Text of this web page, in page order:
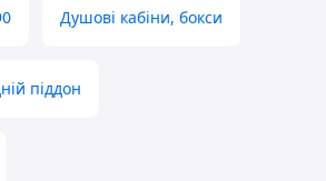
Душові кабіни, бокси
піддон